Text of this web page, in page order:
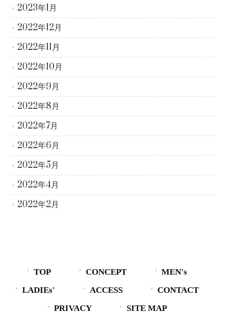
2023年1月
2022年12月
2022年11月
2022年10月
2022年9月
2022年8月
2022年7月
2022年6月
2022年5月
2022年4月
2022年2月
TOP CONCEPT
MEN's
LADIEs'
ACCESS
CONTACT
PRIVACY
SITE MAP